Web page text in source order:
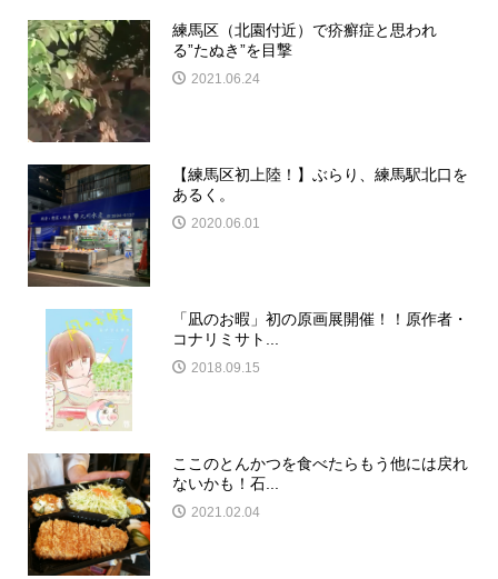
練馬区（北園付近）で疥癬症と思われ
る”たぬき”を目撃
2021.06.24
【練馬区初上陸！】ぶらり、練馬駅北口を
あるく。
2020.06.01
「凪のお暇」初の原画展開催！！原作者・
コナリミサト...
2018.09.15
ここのとんかつを食べたらもう他には戻れ
ないかも！石...
2021.02.04